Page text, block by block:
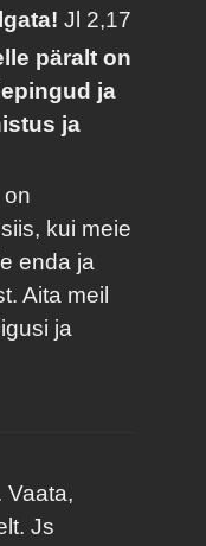
Jl 2,17
päralt on
ja
ja
kui meie
enda ja
Aita meil
ja
Vaata,
Js